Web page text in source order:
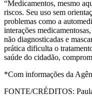
“Medicamentos, mesmo
riscos. Seu uso sem
problemas como a
interações
não diagnosticadas e
prática dificulta o
saúde do cidadão,
*Com informações da
FONTE/CRÉDITOS: